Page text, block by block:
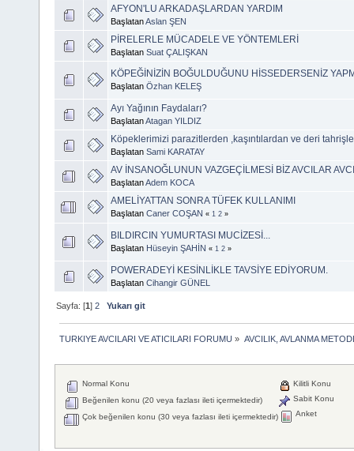
AFYON'LU ARKADAŞLARDAN YARDIM
BaşlatanAslan ŞEN
PİRELERLE MÜCADELE VE YÖNTEMLERİ
Başlatan Suat ÇALIŞKAN
KÖPEĞİNİZİN BOĞULDUĞUNU HİSSEDERSENİZ
Başlatan Özhan KELEŞ
Ayı Yağının Faydaları?
BaşlatanAtagan YILDIZ
Köpeklerimizi parazitlerden ,kaşıntılardan ve deri
Başlatan Sami KARATAY
AV İNSANOĞLUNUN VAZGEÇİLMESİ BİZ AVCILAR
BaşlatanAdem KOCA
AMELİYATTAN SONRA TÜFEK KULLANIMI
Başlatan Caner COŞAN « 1 2 »
BILDIRCIN YUMURTASI MUCİZESİ...
Başlatan Hüseyin ŞAHİN « 1 2 »
POWERADEYİ KESİNLİKLE TAVSİYE EDİYORUM.
Başlatan Cihangir GÜNEL
Sayfa: [1]2 Yukarı git
TURKIYE AVCILARI VE ATICILARI FORUMU » AVCILIK, AVLANMA
Normal Konu
Beğenilen konu (20 veya fazlası ileti içermektedir)
Çok beğenilen konu (30 veya fazlası ileti içermektedir)
Kilitli Konu
Sabit Konu
Anket